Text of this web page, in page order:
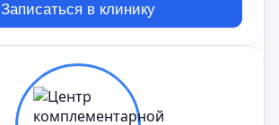
Записаться в клинику